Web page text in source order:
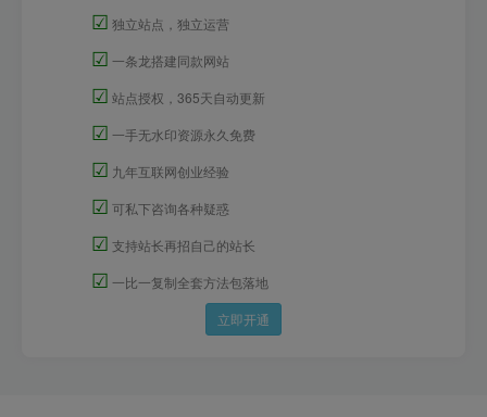
☑ 独立站点，独立运营
☑ 一条龙搭建同款网站
☑ 站点授权，365天自动更新
☑ 一手无水印资源永久免费
☑ 九年互联网创业经验
☑ 可私下咨询各种疑惑
☑ 支持站长再招自己的站长
☑ 一比一复制全套方法包落地
立即开通